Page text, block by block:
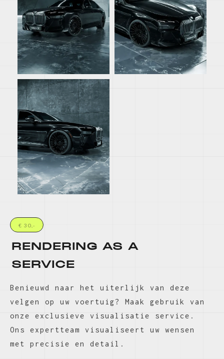
RENDERING AS A
SERVICE
€ 30,-
Benieuwd naar het uiterlijk van deze
velgen op uw voertuig? Maak gebruik van
onze exclusieve visualisatie service.
Ons expertteam visualiseert uw wensen
met precisie en detail.